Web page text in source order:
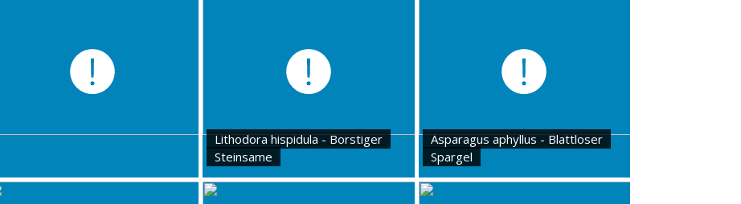
Lithodora hispidula - Borstiger
Steinsame
Asparagus aphyllus - Blattloser
Spargel